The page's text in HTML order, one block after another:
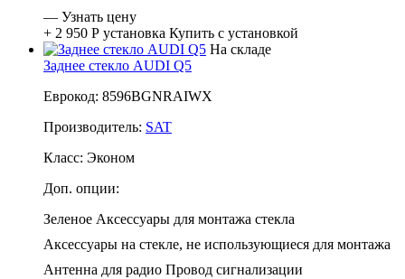
— Узнать цену
+ 2 950 Р установка Купить с установкой
На складе
Заднее стекло AUDI Q5
Еврокод: 8596BGNRAIWX
Производитель: SAT
Класс: Эконом
Доп. опции:
Зеленое Аксессуары для монтажа стекла
Аксессуары на стекле, не использующиеся для монтажа
Антенна для радио Провод сигнализации